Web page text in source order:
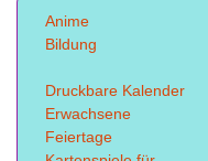
Anime
Bildung
Druckbare Kalender
Erwachsene
Feiertage